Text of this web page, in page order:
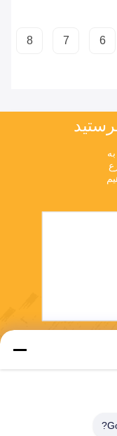
6
7
8
ما بفرستید و ما در اسرع